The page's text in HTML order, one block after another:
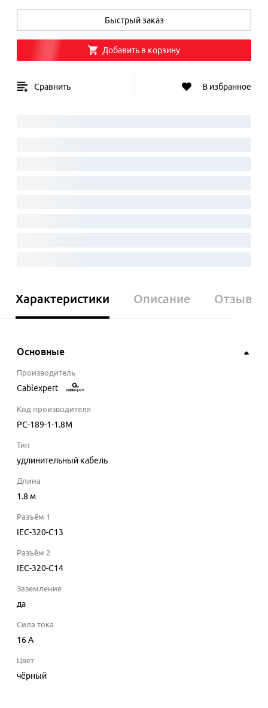
Быстрый заказ
Добавить в корзину
Сравнить В избранное
Характеристики Описание Отзывы
Основные
Производитель
Cablexpert
Код производителя
PC-189-1-1.8M
Тип
удлинительный кабель
Длина
1.8 м
Разъём 1
IEC-320-C13
Разъём 2
IEC-320-C14
Заземление
да
Сила тока
16A
Цвет
чёрный